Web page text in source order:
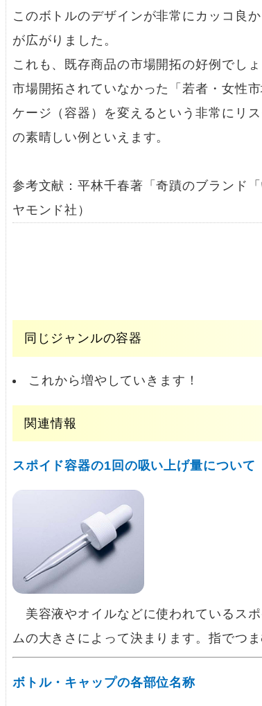
このボトルのデザインが非常にカッコ良
が広がりました。
これも、既存商品の市場開拓の好例でし
市場開拓されていなかった「若者・女性
ケージ（容器）を変えるという非常にリ
の素晴しい例といえます。
参考文献：平林千春著「奇蹟のブランド
ヤモンド社）
同じジャンルの容器
これから増やしていきます！
関連情報
スポイド容器の1回の吸い上げ量について
美容液やオイルなどに使われているス
ムの大きさによって決まります。指でつ
ボトル・キャップの各部位名称